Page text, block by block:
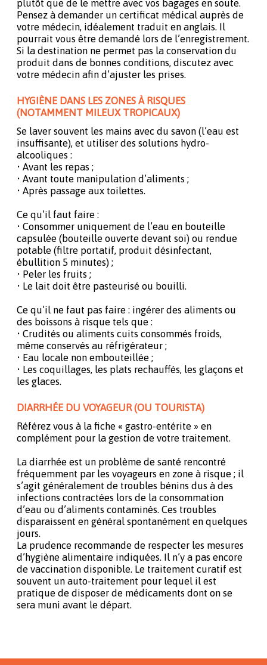
plutôt que de le mettre avec vos bagages en soute.
Pensez à demander un certificat médical auprès de
votre médecin, idéalement traduit en anglais. Il
pourrait vous être demandé lors de l’enregistrement.
Si la destination ne permet pas la conservation du
produit dans de bonnes conditions, discutez avec
votre médecin afin d’ajuster les prises.
HYGIÈNE DANS LES ZONES À RISQUES
(NOTAMMENT MILEUX TROPICAUX)
Se laver souvent les mains avec du savon (l’eau est
insuffisante), et utiliser des solutions hydro-
alcooliques :
• Avant les repas ;
• Avant toute manipulation d’aliments ;
• Après passage aux toilettes.
Ce qu’il faut faire :
• Consommer uniquement de l’eau en bouteille
capsulée (bouteille ouverte devant soi) ou rendue
potable (filtre portatif, produit désinfectant,
ébullition 5 minutes) ;
• Peler les fruits ;
• Le lait doit être pasteurisé ou bouilli.
Ce qu’il ne faut pas faire : ingérer des aliments ou
des boissons à risque tels que :
• Crudités ou aliments cuits consommés froids,
même conservés au réfrigérateur ;
• Eau locale non embouteillée ;
• Les coquillages, les plats rechauffés, les glaçons et
les glaces.
DIARRHÉE DU VOYAGEUR (OU TOURISTA)
Référez vous à la fiche « gastro-entérite » en
complément pour la gestion de votre traitement.
La diarrhée est un problème de santé rencontré
fréquemment par les voyageurs en zone à risque ; il
s’agit généralement de troubles bénins dus à des
infections contractées lors de la consommation
d’eau ou d’aliments contaminés. Ces troubles
disparaissent en général spontanément en quelques
jours.
La prudence recommande de respecter les mesures
d’hygiène alimentaire indiquées. Il n’y a pas encore
de vaccination disponible. Le traitement curatif est
souvent un auto-traitement pour lequel il est
pratique de disposer de médicaments dont on se
sera muni avant le départ.